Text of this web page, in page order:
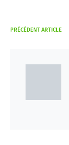
PRÉCÉDENT ARTICLE